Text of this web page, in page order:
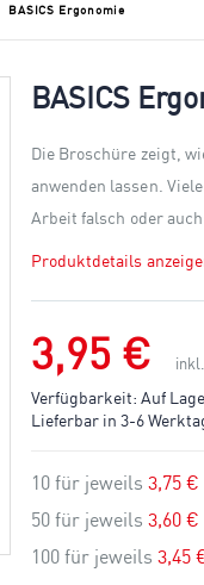
BASICS Ergonomie
BASICS
Die Broschüre zeigt,
anwenden lassen.
Arbeit falsch oder
Produktdetails
3,95 €
Verfügbarkeit: Auf
Lieferbar in 3-6
10 für jeweils 3,75 €
50 für jeweils 3,60 €
100 für jeweils 3,45